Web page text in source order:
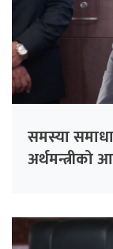
समस्या
अर्थमन्त्रीको